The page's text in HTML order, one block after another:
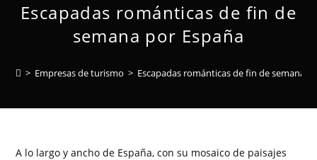
Escapadas románticas de fin de
semana por España
> Empresas de turismo > Escapadas románticas de fin de semana
A lo largo y ancho de España, con su mosaico de paisajes